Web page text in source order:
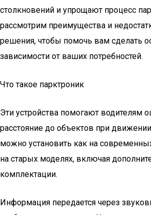
столкновений и упрощают процесс
рассмотрим преимущества и
решения, чтобы помочь вам сделать
зависимости от ваших потребностей.
Что такое парктроник
Эти устройства помогают водителям
расстояние до объектов при
можно установить как на
на старых моделях, включая
комплектации.
Информация передается через